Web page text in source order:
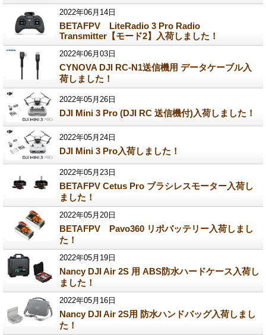
2022年06月14日
BETAFPV LiteRadio 3 Pro Radio
Transmitter【モード2】入荷しました！
2022年06月03日
CYNOVA DJI RC-N1送信機用 データケーブル入
荷しました！
2022年05月26日
DJI Mini 3 Pro (DJI RC 送信機付)入荷しました！
2022年05月24日
DJI Mini 3 Pro入荷しました！
2022年05月23日
BETAFPV Cetus Pro ブラシレスモーター入荷し
ました！
2022年05月20日
BETAFPV Pavo360 リポバッテリー入荷しまし
た！
2022年05月19日
Nancy DJI Air 2S 用 ABS防水ハードケース入荷し
ました！
2022年05月16日
Nancy DJI Air 2S用 防水ハンドバッグ入荷しまし
た！